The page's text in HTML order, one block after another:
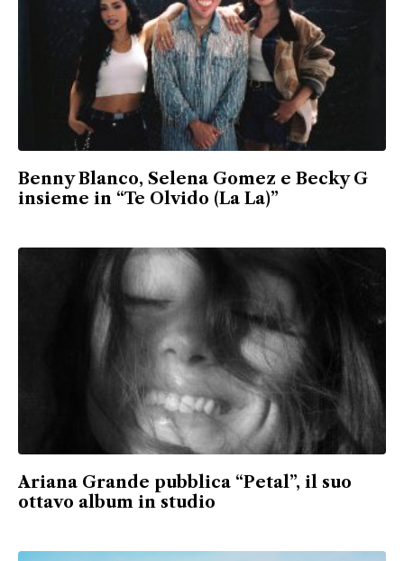
Benny Blanco, Selena Gomez e Becky G
insieme in “Te Olvido (La La)”
Ariana Grande pubblica “Petal”, il suo
ottavo album in studio